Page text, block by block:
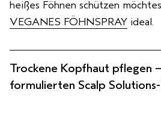
heißes Föhnen schützen
VEGANES FÖHNSPRAY ideal.
Trockene Kopfhaut pflegen
formulierten Scalp